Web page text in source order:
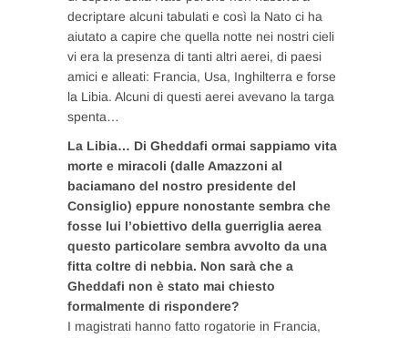
decriptare alcuni tabulati e così la Nato ci ha
aiutato a capire che quella notte nei nostri cieli
vi era la presenza di tanti altri aerei, di paesi
amici e alleati: Francia, Usa, Inghilterra e forse
la Libia. Alcuni di questi aerei avevano la targa
spenta…
La Libia… Di Gheddafi ormai sappiamo vita
morte e miracoli (dalle Amazzoni al
baciamano del nostro presidente del
Consiglio) eppure nonostante sembra che
fosse lui l’obiettivo della guerriglia aerea
questo particolare sembra avvolto da una
fitta coltre di nebbia. Non sarà che a
Gheddafi non è stato mai chiesto
formalmente di rispondere?
I magistrati hanno fatto rogatorie in Francia,